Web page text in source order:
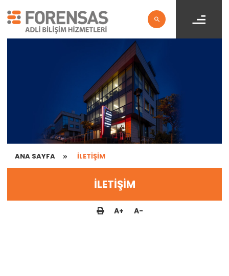
ANA SAYFA İLETİŞİM
İLETİŞİM
A+ A-